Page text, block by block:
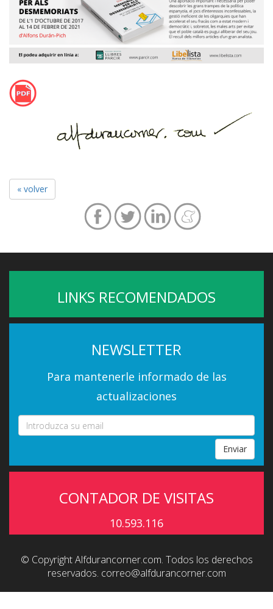
« volver
LINKS RECOMENDADOS
NEWSLETTER
Para mantenerle informado de las
actualizaciones
Enviar
CONTADOR DE VISITAS
10.593.116
© Copyright Alfdurancorner.com. Todos los derechos
reservados. correo@alfdurancorner.com